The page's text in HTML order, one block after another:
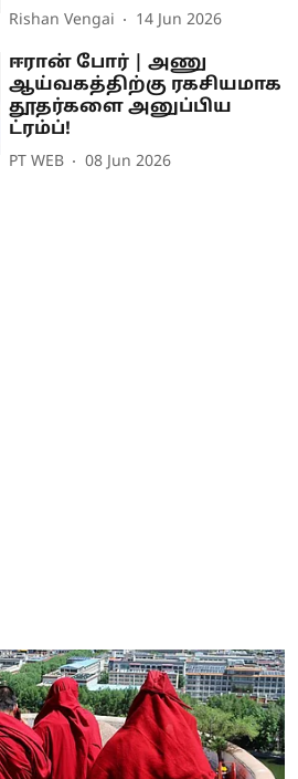
Rishan Vengai 14 Jun 2026
ஈரான் போர் | அணு
ஆய்வகத்திற்கு ரகசியமாக
தூதர்களை அனுப்பிய
ட்ரம்ப்!
PT WEB 08 Jun 2026